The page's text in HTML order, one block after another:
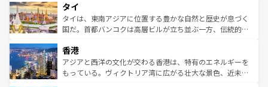
リティに包まれながら、韓国の多彩な魅力を心ゆくまで味
わってみてほしい。 なお、新着の韓国情報はコンテンツ一
覧を参照してほしい。
急速な発展と共に伝統が息づく。ハノイの古い町並みやホ
ーチミン市のフランス統治時代の建物も、独特の雰囲気を
醸し出している。また、バラエティの豊かさとおいしさで
とつ。フォーやバインミー、ベトナムコーヒーなどは、ぜ
ひ現地で味わいたい。どの地域を訪れてもあたたかい人々
が旅行者を迎えてくれるので、きっと忘れられない旅にな
タイ
タイは、東南アジアに位置する豊かな自然と歴史が息づく
国だ。首都バンコクは高層ビルが立ち並ぶ一方、伝統的な
の活気が交差している。北部ではチェンマイなどの山岳地
帯で自然と触れ合い、南部ではプーケットやクラビの美し
いビーチでリゾート気分を楽しむことができる。タイ料理
香港
アジアと西洋の文化が交わる香港は、特有のエネルギーを
もっている。ヴィクトリア湾に広がる壮大な景色、近未来